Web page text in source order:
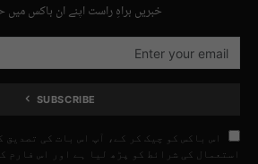
خبریں براہِ راست اپنے ان باکس
SUBSCRIBE
اس باکس کو چیک کر کے، آپ اس بات کی
استعمال کی شرائط کو پڑھ لیا ہے اور اس فارم